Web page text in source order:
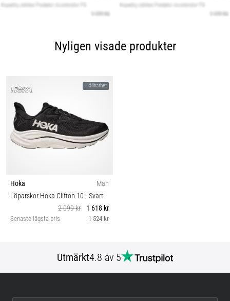
Nyligen visade produkter
Hållbarhet
Hoka
Män
Löparskor Hoka Clifton 10 - Svart
2 099 kr
1 618 kr
Senaste lägsta pris 1 524 kr
Utmärkt4.8 av 5